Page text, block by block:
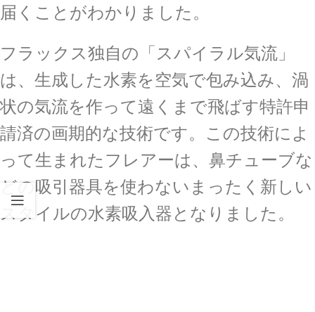
届くことがわかりました。
フラックス独自の「スパイラル気流」
は、生成した水素を空気で包み込み、渦
状の気流を作って遠くまで飛ばす特許申
請済の画期的な技術です。この技術によ
って生まれたフレアーは、鼻チューブな
どの吸引器具を使わないまったく新しい
スタイルの水素吸入器となりました。